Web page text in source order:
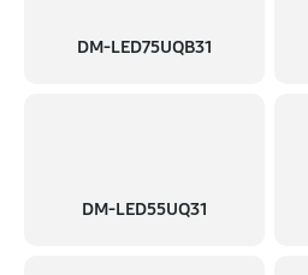
DM-LED75UQB31
DM-LED55UQ31